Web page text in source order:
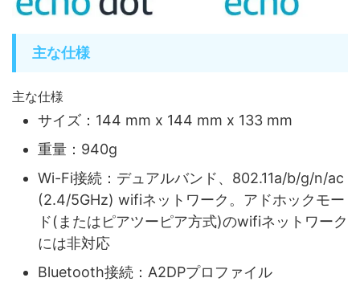
主な仕様
主な仕様
サイズ：144 mm x 144 mm x 133 mm
重量：940g
Wi-Fi接続：デュアルバンド、802.11a/b/g/n/ac
(2.4/5GHz) wifiネットワーク。アドホックモー
ド(またはピアツーピア方式)のwifiネットワーク
には非対応
Bluetooth接続：A2DPプロファイル